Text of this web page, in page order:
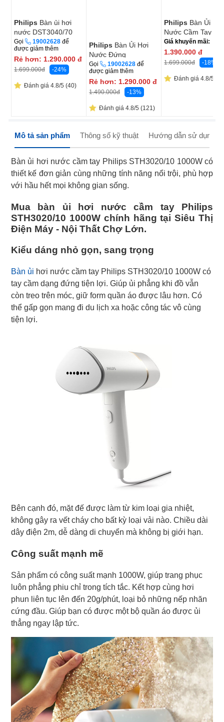
Philips Bàn ủi hơi
nước DST3040/70
2600W
Gọi 19002628 để
được giảm thêm
Rẻ hơn: 1.290.000 đ
1.699.000đ -24%
Đánh giá 4.8/5 (40)
Philips Bàn Ủi Hơi
Nước Đứng
STE1010/70
Gọi 19002628 để
được giảm thêm
Rẻ hơn: 1.290.000 đ
1.490.000đ -13%
Đánh giá 4.8/5 (121)
Philips Bàn Ủi Hơi
Nước Cầm Tay
STH5030/80
Giá khuyến mãi:
1.390.000 đ
1.699.000đ -18%
Đánh giá 4.8/5
Mô tả sản phẩm Thông số kỹ thuật Hướng dẫn sử dụng
Bàn ủi hơi nước cầm tay Philips STH3020/10 1000W có
thiết kế đơn giản cùng những tính năng nổi trội, phù hợp
với hầu hết mọi không gian sống.
Mua bàn ủi hơi nước cầm tay Philips
STH3020/10 1000W chính hãng tại Siêu Thị
Điện Máy - Nội Thất Chợ Lớn.
Kiểu dáng nhỏ gọn, sang trọng
Bàn ủi hơi nước cầm tay Philips STH3020/10 1000W có
tay cầm dạng đứng tiện lợi. Giúp ủi phẳng khi đồ vẫn
còn treo trên móc, giữ form quần áo được lâu hơn. Có
thể gấp gọn mang đi du lịch xa hoặc công tác vô cùng
tiện lợi.
Bên cạnh đó, mặt đế được làm từ kim loại gia nhiệt,
không gây ra vết cháy cho bất kỳ loại vải nào. Chiều dài
dây điện 2m, dễ dàng di chuyển mà không bị giới hạn.
Công suất mạnh mẽ
Sản phẩm có công suất mạnh 1000W, giúp trang phục
luôn phẳng phiu chỉ trong tích tắc. Kết hợp cùng hơi
phun liên tục lên đến 20g/phút, loại bỏ những nếp nhăn
cứng đầu. Giúp bạn có được một bộ quần áo được ủi
thẳng ngay lập tức.